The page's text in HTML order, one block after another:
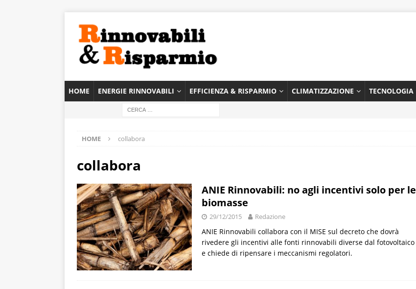
HOME ENERGIE RINNOVABILI EFFICIENZA & RISPARMIO CLIMATIZZAZIONE TECNOLOGIA
HOME collabora
collabora
ANIE Rinnovabili: no agli incentivi solo per le
biomasse
29/12/2015 Redazione
ANIE Rinnovabili collabora con il MISE sul decreto che dovrà
rivedere gli incentivi alle fonti rinnovabili diverse dal fotovoltaico
e chiede di ripensare i meccanismi regolatori.